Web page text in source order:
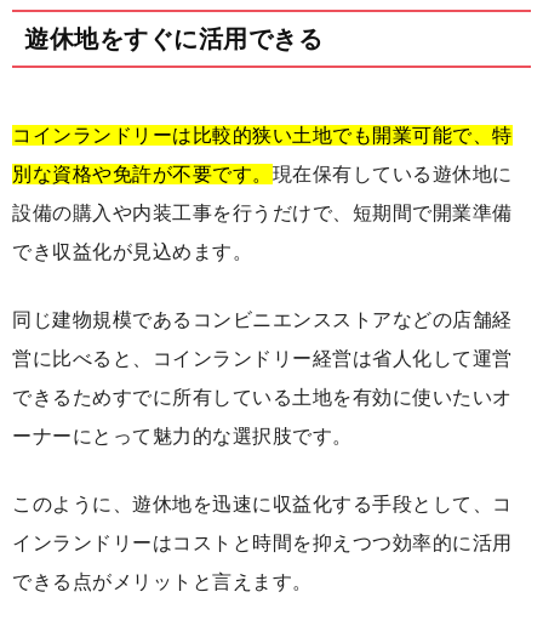
遊休地をすぐに活用できる
コインランドリーは比較的狭い土地でも開業可能で、特
別な資格や免許が不要です。 現在保有している遊休地に
設備の購入や内装工事を行うだけで、短期間で開業準備
でき収益化が見込めます。
同じ建物規模であるコンビニエンスストアなどの店舗経
営に比べると、コインランドリー経営は省人化して運営
できるためすでに所有している土地を有効に使いたいオ
ーナーにとって魅力的な選択肢です。
このように、遊休地を迅速に収益化する手段として、コ
インランドリーはコストと時間を抑えつつ効率的に活用
できる点がメリットと言えます。